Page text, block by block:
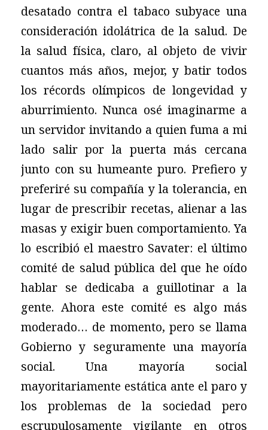
desatado contra el tabaco subyace una
consideración idolátrica de la salud. De
la salud física, claro, al objeto de vivir
cuantos más años, mejor, y batir todos
los récords olímpicos de longevidad y
aburrimiento. Nunca osé imaginarme a
un servidor invitando a quien fuma a mi
lado salir por la puerta más cercana
junto con su humeante puro. Prefiero y
preferiré su compañía y la tolerancia, en
lugar de prescribir recetas, alienar a las
masas y exigir buen comportamiento. Ya
lo escribió el maestro Savater: el último
comité de salud pública del que he oído
hablar se dedicaba a guillotinar a la
gente. Ahora este comité es algo más
moderado… de momento, pero se llama
Gobierno y seguramente una mayoría
social. Una mayoría social
mayoritariamente estática ante el paro y
los problemas de la sociedad pero
escrupulosamente vigilante en otros